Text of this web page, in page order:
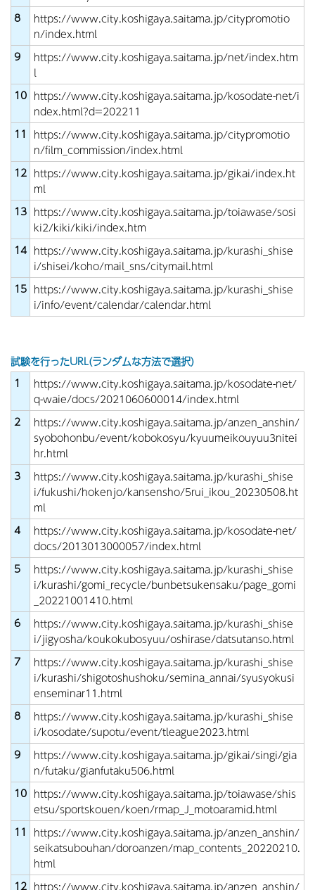
8
https://www.city.koshigaya.saitama.jp/citypromotio
n/index.html
9
https://www.city.koshigaya.saitama.jp/net/index.htm
l
10 https://www.city.koshigaya.saitama.jp/kosodate-net/i
ndex.html?d=202211
11
https://www.city.koshigaya.saitama.jp/citypromotio
n/film_commission/index.html
12 https://www.city.koshigaya.saitama.jp/gikai/index.ht
ml
13 https://www.city.koshigaya.saitama.jp/toiawase/sosi
ki2/kiki/kiki/index.htm
14 https://www.city.koshigaya.saitama.jp/kurashi_shise
i/shisei/koho/mail_sns/citymail.html
15 https://www.city.koshigaya.saitama.jp/kurashi_shise
i/info/event/calendar/calendar.html
試験を行ったURL(ランダムな方法で選択)
1
https://www.city.koshigaya.saitama.jp/kosodate-net/
q-waie/docs/2021060600014/index.html
2
https://www.city.koshigaya.saitama.jp/anzen_anshin/
syobohonbu/event/kobokosyu/kyuumeikouyuu3nitei
hr.html
3
https://www.city.koshigaya.saitama.jp/kurashi_shise
i/fukushi/hokenjo/kansensho/5rui_ikou_20230508.ht
ml
4
https://www.city.koshigaya.saitama.jp/kosodate-net/
docs/2013013000057/index.html
5
https://www.city.koshigaya.saitama.jp/kurashi_shise
i/kurashi/gomi_recycle/bunbetsukensaku/page_gomi
_20221001410.html
6
https://www.city.koshigaya.saitama.jp/kurashi_shise
i/jigyosha/koukokubosyuu/oshirase/datsutanso.html
7
https://www.city.koshigaya.saitama.jp/kurashi_shise
i/kurashi/shigotoshushoku/semina_annai/syusyokusi
enseminar11.html
8
https://www.city.koshigaya.saitama.jp/kurashi_shise
i/kosodate/supotu/event/tleague2023.html
9
https://www.city.koshigaya.saitama.jp/gikai/singi/gia
n/futaku/gianfutaku506.html
10 https://www.city.koshigaya.saitama.jp/toiawase/shis
etsu/sportskouen/koen/rmap_J_motoaramid.html
11
https://www.city.koshigaya.saitama.jp/anzen_anshin/
seikatsubouhan/doroanzen/map_contents_20220210.
html
12 https://www.city.koshigaya.saitama.jp/anzen_anshin/